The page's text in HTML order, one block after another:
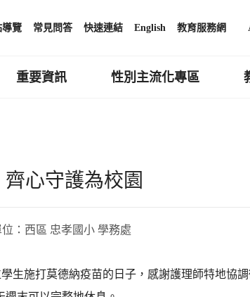
導覽 常見問答 快速連結 English 教育服務網
重要資訊 性別主流化專區
心守護為校園
： 西區 忠孝國小 學務處
生施打莫德納疫苗的日子，感謝護理師特地協